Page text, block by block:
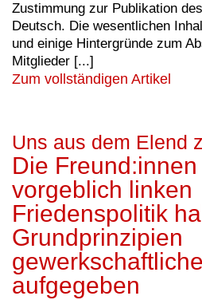
Zustimmung zur Publikation
Deutsch. Die wesentlichen
und einige Hintergründe zum
Mitglieder [...]
Zum vollständigen Artikel
Uns aus dem Elend
Die
vorgeblich linken
Friedenspolitik
Grundprinzipien
aufgegeben